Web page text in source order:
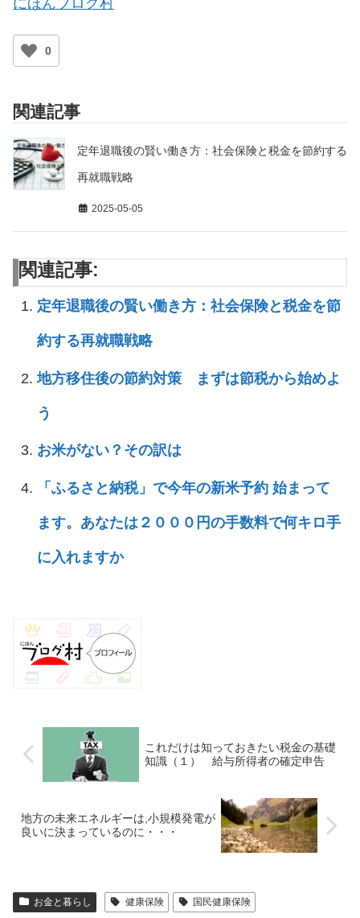
にほんブログ村
0
関連記事
定年退職後の賢い働き方：社会保険と税金を節約する
再就職戦略
2025-05-05
関連記事:
定年退職後の賢い働き方：社会保険と税金を節
約する再就職戦略
地方移住後の節約対策 まずは節税から始めよ
う
お米がない？その訳は
「ふるさと納税」で今年の新米予約 始まって
ます。あなたは２０００円の手数料で何キロ手
に入れますか
これだけは知っておきたい税金の基礎
知識（１） 給与所得者の確定申告
地方の未来エネルギーは,小規模発電が
良いに決まっているのに・・・
お金と暮らし 健康保険 国民健康保険